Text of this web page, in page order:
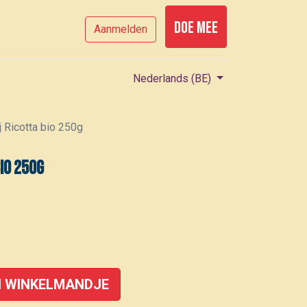
Aanmelden Doe mee
Nederlands (BE)
Ricotta bio 250g
250g
WINKELMANDJE